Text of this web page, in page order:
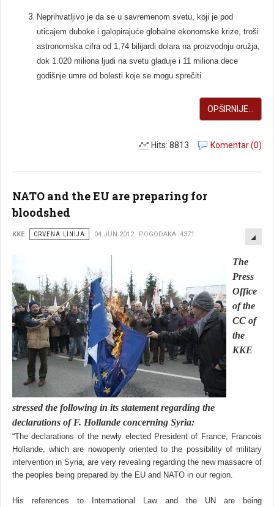
Neprihvatljivo je da se u savremenom svetu, koji je pod
uticajem duboke i galopirajuće globalne ekonomske krize, troši
astronomska cifra od 1,74 bilijardi dolara na proizvodnju oružja,
dok 1.020 miliona ljudi na svetu gladuje i 11 miliona dece
godišnje umre od bolesti koje se mogu sprečiti.
OPŠIRNIJE...
Komentar (0)
Hits: 8813
NATO and the EU are preparing for
bloodshed
KKE CRVENA LINIJA 04 JUN 2012 POGODAKA: 4371
The
Press
Office
of the
CC of
the
KKE
stressed the following in its statement regarding the
declarations of F. Hollande concerning Syria:
“The declarations of the newly elected President of France, Francois
Hollande, which are nowopenly oriented to the possibility of military
intervention in Syria, are very revealing regarding the new massacre of
the peoples being prepared by the EU and NATO in our region.
His references to International Law and the UN are being